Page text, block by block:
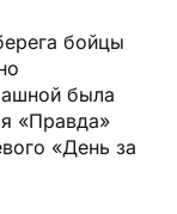
бойцы
была
«Правда»
«День за